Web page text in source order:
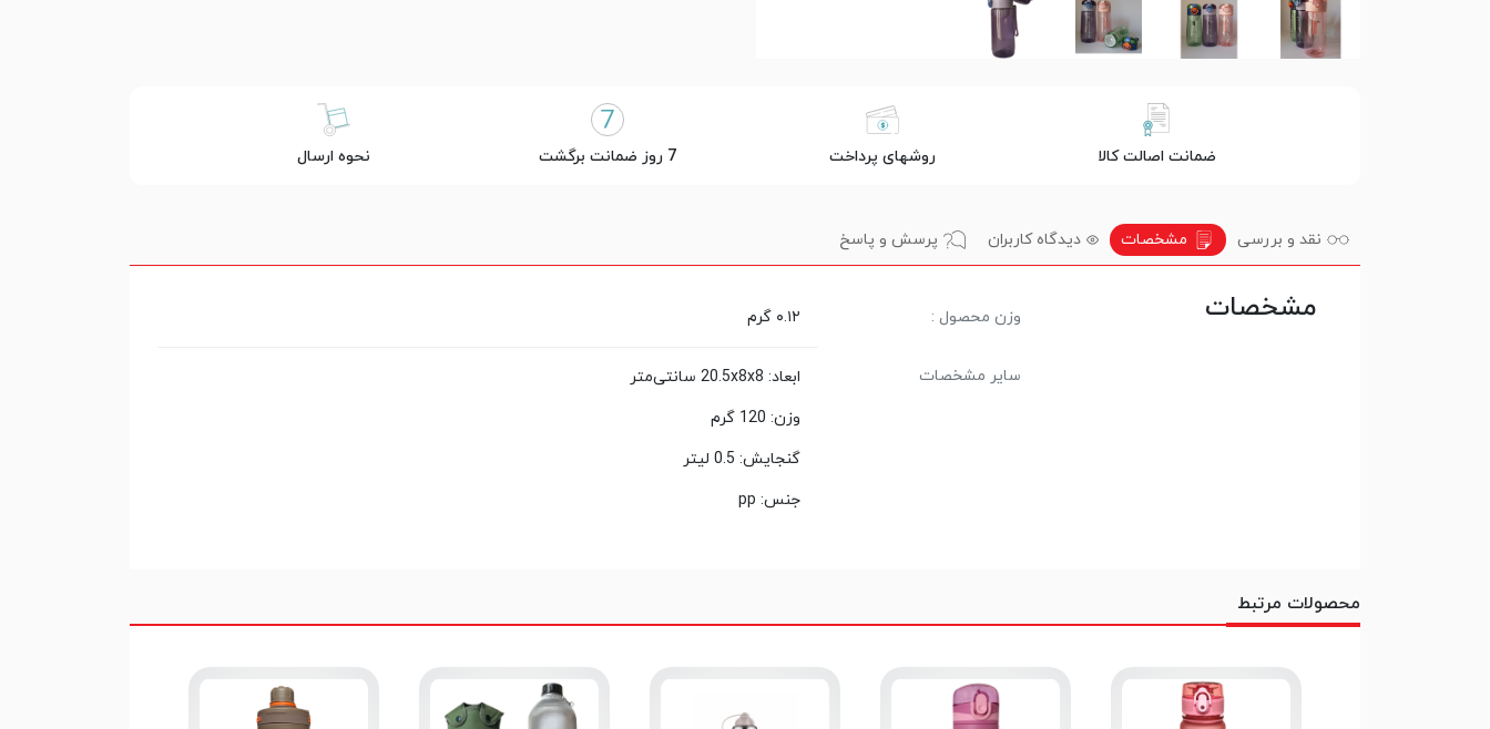
ضمانت اصالت کالا روشهای پرداخت 7 روز ضمانت برگشت نحوه ارسال
نقد و بررسی مشخصات دیدگاه کاربران پرسش و پاسخ
مشخصات وزن محصول : ۰.۱۲ گرم
سایر مشخصات
ابعاد: 20.5x8x8 سانتی‌متر
وزن: 120 گرم
گنجایش: 0.5 لیتر
جنس: pp
محصولات مرتبط